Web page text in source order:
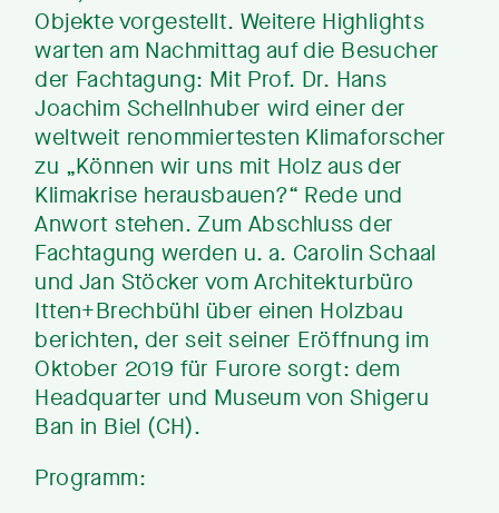
Objekte vorgestellt. Weitere Highlights
warten am Nachmittag auf die Besucher
der Fachtagung: Mit Prof. Dr. Hans
Joachim Schellnhuber wird einer der
weltweit renommiertesten Klimaforscher
zu „Können wir uns mit Holz aus der
Klimakrise herausbauen?“ Rede und
Anwort stehen. Zum Abschluss der
Fachtagung werden u. a. Carolin Schaal
und Jan Stöcker vom Architekturbüro
Itten+Brechbühl über einen Holzbau
berichten, der seit seiner Eröffnung im
Oktober 2019 für Furore sorgt: dem
Headquarter und Museum von Shigeru
Ban in Biel (CH).
Programm: